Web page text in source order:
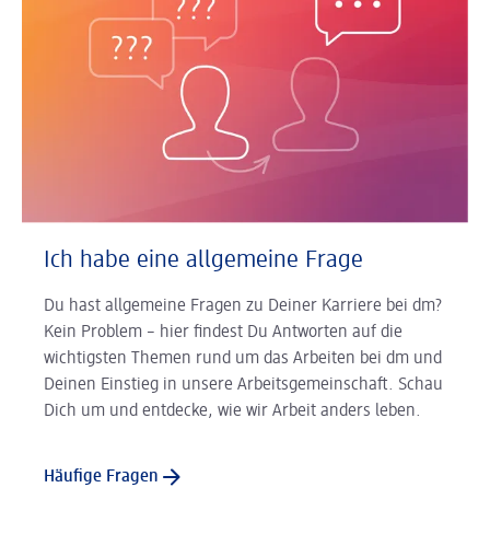
Ich habe eine allgemeine Frage
Du hast allgemeine Fragen zu Deiner Karriere bei dm?
Kein Problem – hier findest Du Antworten auf die
wichtigsten Themen rund um das Arbeiten bei dm und
Deinen Einstieg in unsere Arbeitsgemeinschaft. Schau
Dich um und entdecke, wie wir Arbeit anders leben.
Häufige Fragen